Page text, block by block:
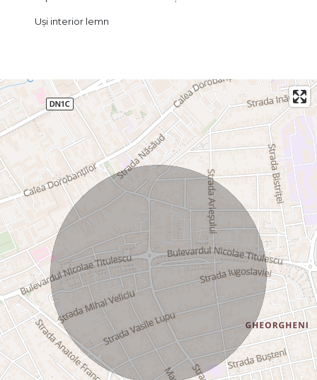
Uși interior lemn